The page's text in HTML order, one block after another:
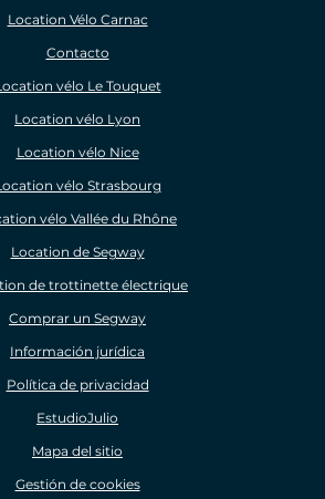
Location Vélo Carnac
Contacto
vélo Le Touquet
Location vélo Lyon
Location vélo Nice
vélo Strasbourg
vélo Vallée du Rhône
Location de Segway
de trottinette électrique
Comprar un Segway
Información jurídica
Política de privacidad
EstudioJulio
Mapa del sitio
Gestión de cookies